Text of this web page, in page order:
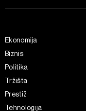
Ekonomija
Biznis
Politika
Tržišta
Prestiž
Tehnologija